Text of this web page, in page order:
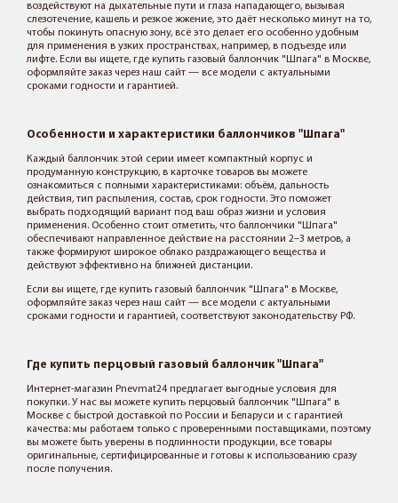
воздействуют на дыхательные пути и глаза нападающего, вызывая
слезотечение, кашель и резкое жжение, это даёт несколько минут на то,
чтобы покинуть опасную зону, всё это делает его особенно удобным
для применения в узких пространствах, например, в подъезде или
лифте. Если вы ищете, где купить газовый баллончик "Шпага" в Москве,
оформляйте заказ через наш сайт — все модели с актуальными
сроками годности и гарантией.
Особенности и характеристики баллончиков "Шпага"
Каждый баллончик этой серии имеет компактный корпус и
продуманную конструкцию, в карточке товаров вы можете
ознакомиться с полными характеристиками: объём, дальность
действия, тип распыления, состав, срок годности. Это поможет
выбрать подходящий вариант под ваш образ жизни и условия
применения. Особенно стоит отметить, что баллончики "Шпага"
обеспечивают направленное действие на расстоянии 2–3 метров, а
также формируют широкое облако раздражающего вещества и
действуют эффективно на ближней дистанции.
Если вы ищете, где купить газовый баллончик "Шпага" в Москве,
оформляйте заказ через наш сайт — все модели с актуальными
сроками годности и гарантией, соответствуют законодательству РФ.
Где купить перцовый газовый баллончик "Шпага"
Интернет-магазин Pnevmat24 предлагает выгодные условия для
покупки. У нас вы можете купить перцовый баллончик "Шпага" в
Москве с быстрой доставкой по России и Беларуси и с гарантией
качества: мы работаем только с проверенными поставщиками, поэтому
вы можете быть уверены в подлинности продукции, все товары
оригинальные, сертифицированные и готовы к использованию сразу
после получения.